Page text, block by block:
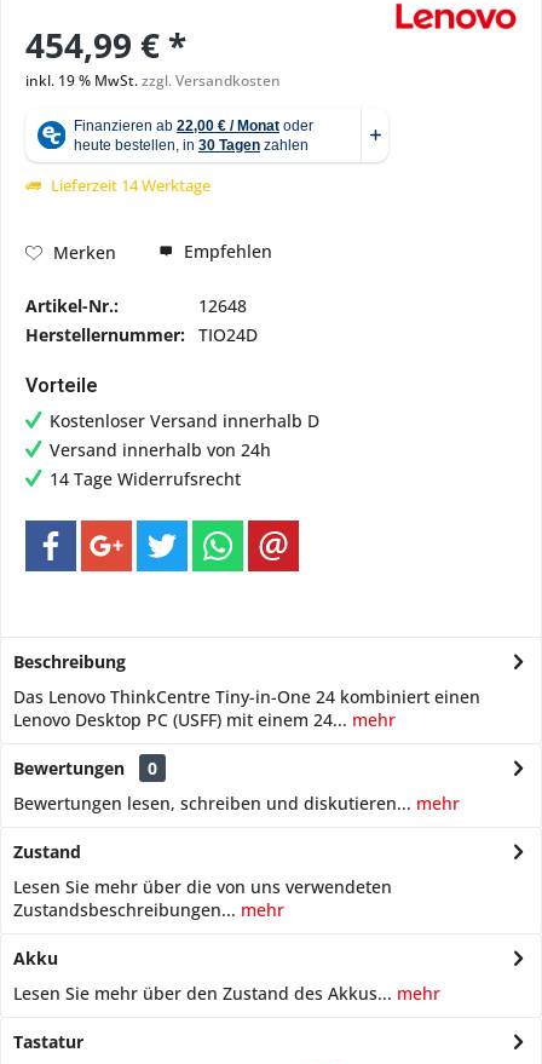
454,99 € *
inkl. 19 % MwSt.zzgl. Versandkosten
Lieferzeit 14 Werktage
Merken Empfehlen
Artikel-Nr.:
12648
Herstellernummer: TIO24D
Vorteile
Kostenloser Versand innerhalb D
Versand innerhalb von 24h
14 Tage Widerrufsrecht
Beschreibung
Das Lenovo ThinkCentre Tiny-in-One 24 kombiniert einen
Lenovo Desktop PC (USFF) mit einem 24... mehr
Bewertungen
0
Bewertungen lesen, schreiben und diskutieren... mehr
Zustand
Lesen Sie mehr über die von uns verwendeten
Zustandsbeschreibungen... mehr
Akku
Lesen Sie mehr über den Zustand des Akkus... mehr
Tastatur